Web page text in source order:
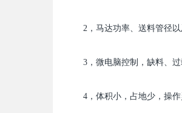
2 ，马达功率、送料管径
3 ，微电脑控制，缺料、过
4 ，体积小，占地少，操作